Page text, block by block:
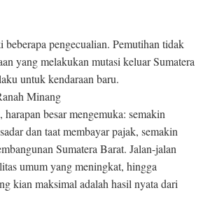
pengecualian. Pemutihan tidak
yang melakukan mutasi keluar Sumatera
untuk kendaraan baru.
Minang
besar mengemuka: semakin
dan taat membayar pajak, semakin
Sumatera Barat. Jalan-jalan
umum yang meningkat, hingga
kian maksimal adalah hasil nyata dari